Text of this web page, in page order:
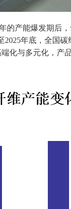
的产能爆发期后
年底，全国
化与多元化，产